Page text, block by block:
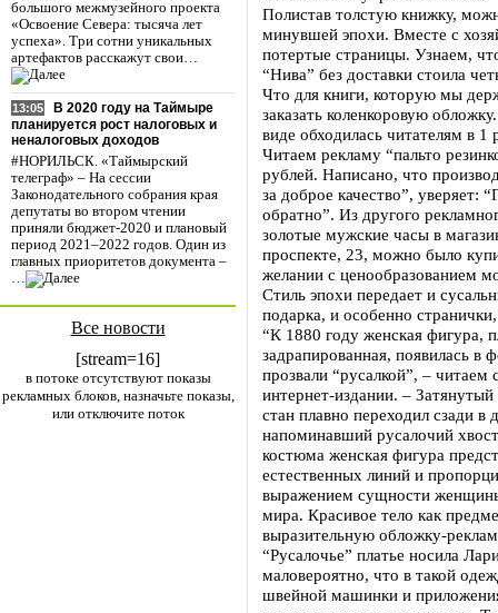
большого межмузейного проекта
«Освоение Севера: тысяча лет
успеха». Три сотни уникальных
артефактов расскажут свои…
13:05
В 2020 году на Таймыре
планируется рост налоговых и
неналоговых доходов
#НОРИЛЬСК. «Таймырский
телеграф» – На сессии
Законодательного собрания края
депутаты во втором чтении
приняли бюджет-2020 и плановый
период 2021–2022 годов. Один из
главных приоритетов документа –
…
Все новости
[stream=16]
в потоке отсутствуют показы
рекламных блоков, назначьте показы,
или отключите поток
Полистав толстую книжку,
минувшей эпохи. Вместе с
потертые страницы. Узнаем,
“Нива” без доставки стоила
Что для книги, которую мы
заказать коленкоровую
виде обходилась читателям в 1
Читаем рекламу “пальто
рублей. Написано, что
за доброе качество”, уверяет:
обратно”. Из другого
золотые мужские часы в
проспекте, 23, можно было
желании с ценообразованием
Стиль эпохи передает и
подарка, и особенно
“К 1880 году женская фигура,
задрапированная, появилась в
прозвали “русалкой”, –
интернет-издании. –
стан плавно переходил сзади в
напоминавший русалочий
костюма женская фигура
естественных линий и
выражением сущности
мира. Красивое тело как
выразительную обложку-
“Русалочье” платье носила
маловероятно, что в такой
швейной машинки и